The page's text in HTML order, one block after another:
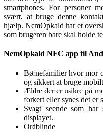
smartphones. For personer
svært, at bruge denne
hjælp. NemOpkald har et
som brugeren bare skal holde
NemOpkald NFC app til
Børnefamilier hvor mor
og sikkert at bruge
Ældre der er usikre på
forkert eller synes det er
Svagt seende som
displayet.
Ordblinde